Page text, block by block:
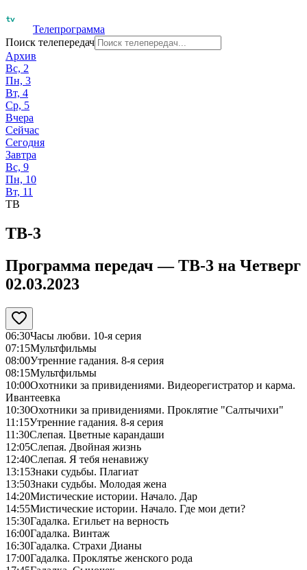
Телепрограмма
Поиск телепередач
Архив
Вс, 2
Пн, 3
Вт, 4
Ср, 5
Вчера
Сейчас
Сегодня
Завтра
Вс, 9
Пн, 10
Вт, 11
ТВ
ТВ-3
Программа передач —ТВ-3 на Четверг
02.03.2023
06:30Часы любви. 10-я серия
07:15Мультфильмы
08:00Утренние гадания. 8-я серия
08:15Мультфильмы
10:00Охотники за привидениями. Видеорегистратор и карма.
Ивантеевка
10:30Охотники за привидениями. Проклятие "Салтычихи"
11:15Утренние гадания. 8-я серия
11:30Слепая. Цветные карандаши
12:05Слепая. Двойная жизнь
12:40Слепая. Я тебя ненавижу
13:15Знаки судьбы. Плагиат
13:50Знаки судьбы. Молодая жена
14:20Мистические истории. Начало. Дар
14:55Мистические истории. Начало. Где мои дети?
15:30Гадалка. Егильет на верность
16:00Гадалка. Винтаж
16:30Гадалка. Страхи Дианы
17:00Гадалка. Проклятье женского рода